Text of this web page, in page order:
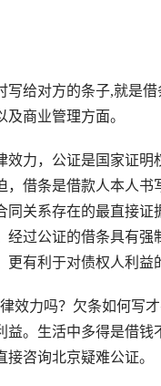
给对方的条子,就是借
商业管理方面。
力，公证是国家证明
借条是借款人本人书
关系存在的最直接
过公证的借条具有
有利于对债权人利益
力吗？欠条如何写才
。生活中多得是借
咨询北京疑难公证。